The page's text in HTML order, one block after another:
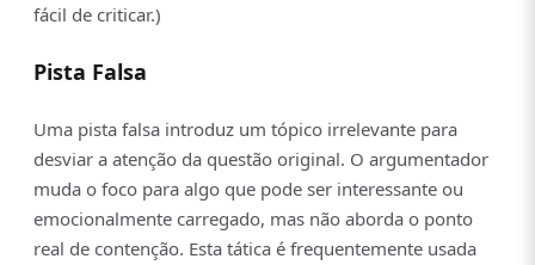
fácil de criticar.)
Pista Falsa
Uma pista falsa introduz um tópico irrelevante para
desviar a atenção da questão original. O argumentador
muda o foco para algo que pode ser interessante ou
emocionalmente carregado, mas não aborda o ponto
real de contenção. Esta tática é frequentemente usada